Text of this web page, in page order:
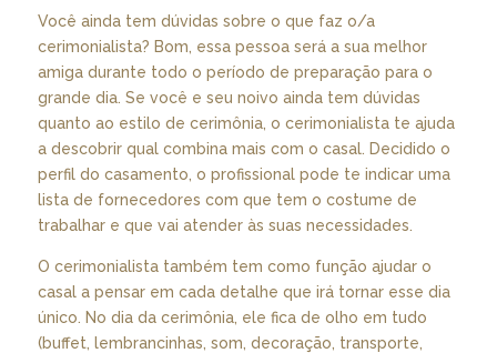
Você ainda tem dúvidas sobre o que faz o/a
cerimonialista? Bom, essa pessoa será a sua melhor
amiga durante todo o período de preparação para o
grande dia. Se você e seu noivo ainda tem dúvidas
quanto ao estilo de cerimônia, o cerimonialista te ajuda
a descobrir qual combina mais com o casal. Decidido o
perfil do casamento, o profissional pode te indicar uma
lista de fornecedores com que tem o costume de
trabalhar e que vai atender às suas necessidades.
O cerimonialista também tem como função ajudar o
casal a pensar em cada detalhe que irá tornar esse dia
único. No dia da cerimônia, ele fica de olho em tudo
(buffet, lembrancinhas, som, decoração, transporte,